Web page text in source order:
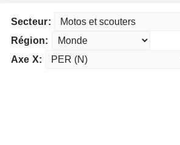
Secteur:
Région:
Axe X: